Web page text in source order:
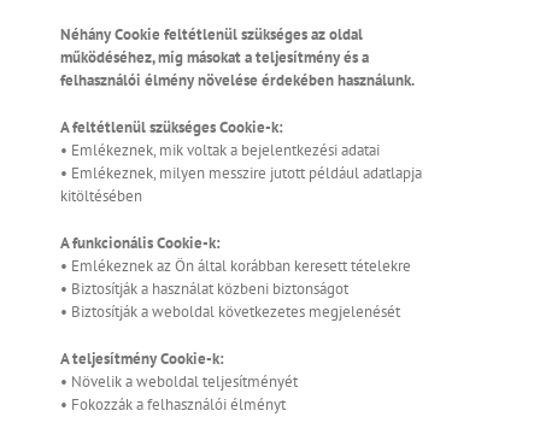
Néhány Cookie feltétlenül szükséges az oldal
működéséhez, míg másokat a teljesítmény és a
felhasználói élmény növelése érdekében használunk.
A feltétlenül szükséges Cookie-k:
• Emlékeznek, mik voltak a bejelentkezési adatai
• Emlékeznek, milyen messzire jutott például adatlapja
kitöltésében
A funkcionális Cookie-k:
• Emlékeznek az Ön által korábban keresett tételekre
• Biztosítják a használat közbeni biztonságot
• Biztosítják a weboldal következetes megjelenését
A teljesítmény Cookie-k:
• Növelik a weboldal teljesítményét
• Fokozzák a felhasználói élményt